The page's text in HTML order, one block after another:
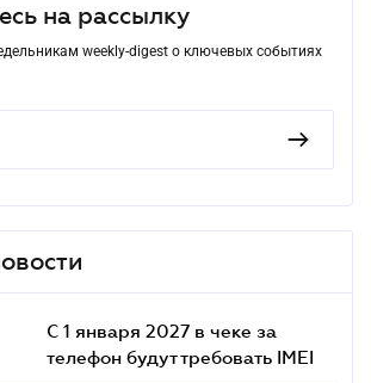
на рассылку
weekly-digest о ключевых событиях
С 1 января 2027 в чеке за
телефон будут требовать IMEI